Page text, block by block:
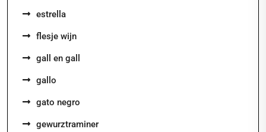
estrella
flesje wijn
gall en gall
gallo
gato negro
gewurztraminer